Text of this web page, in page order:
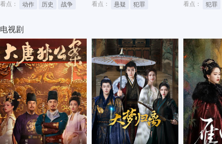
看点：
动作 历史 战争
看点：
悬疑 犯罪
看点：
犯罪
电视剧